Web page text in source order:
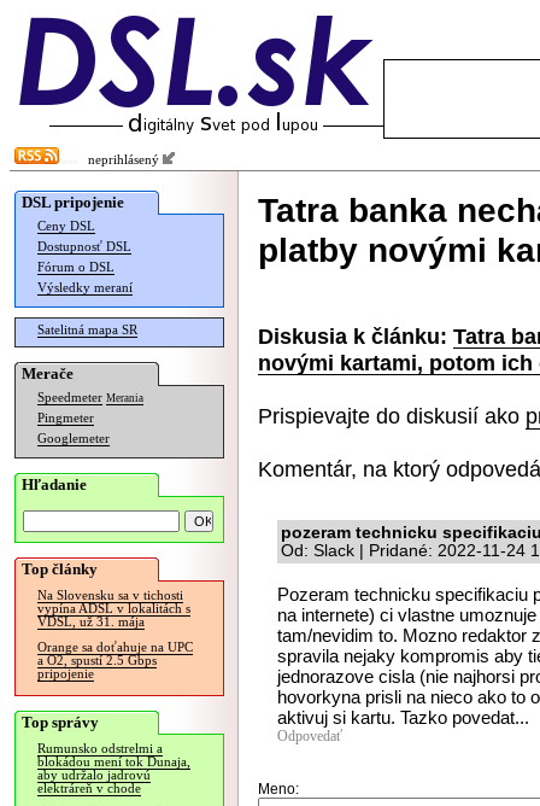
neprihlásený
DSL pripojenie
Ceny DSL
Dostupnosť DSL
Fórum o DSL
Výsledky meraní
Satelitná mapa SR
Merače
Speedmeter Merania
Pingmeter
Googlemeter
Hľadanie
Top články
Na Slovensku sa v tichosti
vypína ADSL v lokalitách s
VDSL, už 31. mája
Orange sa doťahuje na UPC
a O2, spustí 2.5 Gbps
pripojenie
Top správy
Rumunsko odstrelmi a
blokádou mení tok Dunaja,
aby udržalo jadrovú
elektráreň v chode
Tatra banka
platby novými
Diskusia k článku: Tatra
novými kartami, potom ich
Prispievajte do diskusií ako
Komentár, na ktorý
pozeram technicku
Od: Slack | Pridané: 2022-11-24
Pozeram technicku specifikaciu
na internete) ci vlastne
tam/nevidim to. Mozno redaktor
spravila nejaky kompromis aby
jednorazove cisla (nie najhorsi
hovorkyna prisli na nieco ako to
aktivuj si kartu. Tazko povedat...
Odpovedať
Meno: